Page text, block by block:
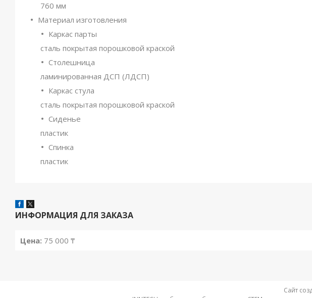
760 мм
Материал изготовления
Каркас парты
сталь покрытая порошковой краской
Столешница
ламинированная ДСП (ЛДСП)
Каркас стула
сталь покрытая порошковой краской
Сиденье
пластик
Спинка
пластик
ИНФОРМАЦИЯ ДЛЯ ЗАКАЗА
Цена: 75 000 ₸
Сайт